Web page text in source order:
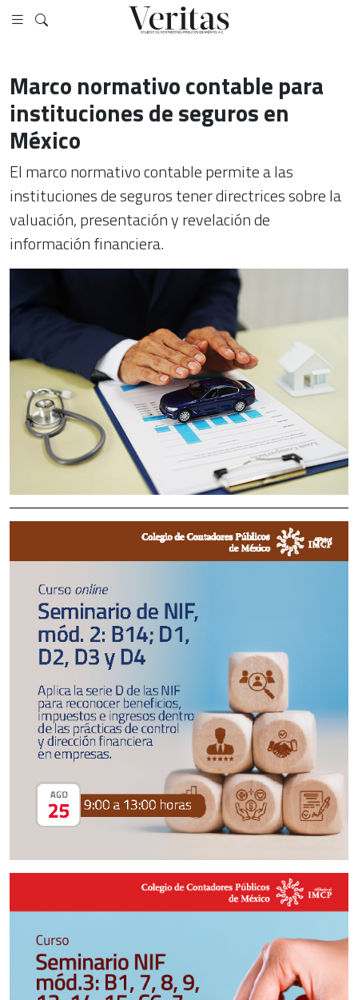
Marco normativo contable para
instituciones de seguros en
México
El marco normativo contable permite a las
instituciones de seguros tener directrices sobre la
valuación, presentación y revelación de
información financiera.